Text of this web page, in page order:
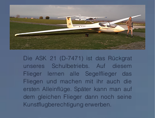
Die ASK 21 (D-7471) ist das Rückgrat
unseres Schulbetriebs. Auf diesem
Flieger lernen alle Segelflieger das
Fliegen und machen mit ihr auch die
ersten Alleinflüge. Später kann man auf
dem gleichen Flieger dann noch seine
Kunstflugberechtigung erwerben.